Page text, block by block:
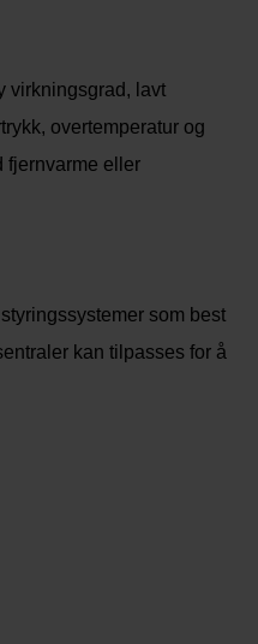
virkningsgrad, lavt
overtemperatur og
fjernvarme eller
som best
kan tilpasses for å